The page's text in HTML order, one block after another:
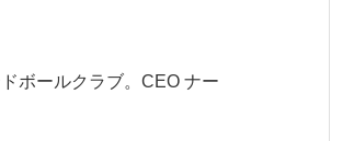
ボールクラブ。CEO ナー